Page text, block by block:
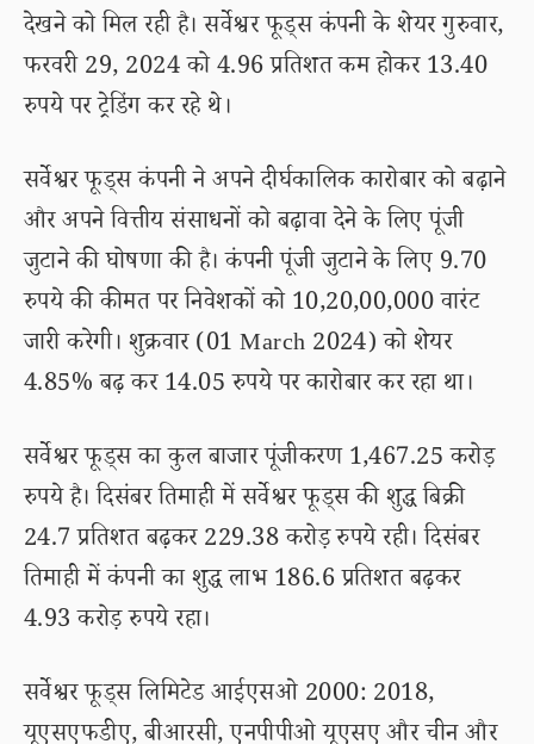
देखने को मिल रही है। सर्वेश्वर फूड्स कंपनी के शेयर गुरुवार,
फरवरी 29, 2024 को 4.96 प्रतिशत कम होकर 13.40
रुपये पर ट्रेडिंग कर रहे थे।
सर्वेश्वर फूड्स कंपनी ने अपने दीर्घकालिक कारोबार को बढ़ाने
और अपने वित्तीय संसाधनों को बढ़ावा देने के लिए पूंजी
जुटाने की घोषणा की है। कंपनी पूंजी जुटाने के लिए 9.70
रुपये की कीमत पर निवेशकों को 10,20,00,000 वारंट
जारी करेगी। शुक्रवार (01 March 2024) को शेयर
4.85% बढ़ कर 14.05 रुपये पर कारोबार कर रहा था।
सर्वेश्वर फूड्स का कुल बाजार पूंजीकरण 1,467.25 करोड़
रुपये है। दिसंबर तिमाही में सर्वेश्वर फूड्स की शुद्ध बिक्री
24.7 प्रतिशत बढ़कर 229.38 करोड़ रुपये रही। दिसंबर
तिमाही में कंपनी का शुद्ध लाभ 186.6 प्रतिशत बढ़कर
4.93 करोड़ रुपये रहा।
सर्वेश्वर फूड्स लिमिटेड आईएसओ 2000: 2018,